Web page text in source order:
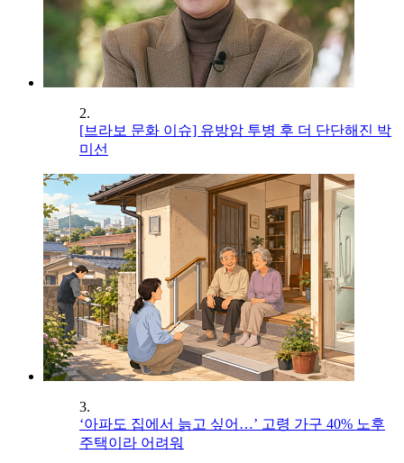
2.
[브라보 문화 이슈] 유방암 투병 후 더 단단해진 박
미선
3.
‘아파도 집에서 늙고 싶어…’ 고령 가구 40% 노후
주택이라 어려워